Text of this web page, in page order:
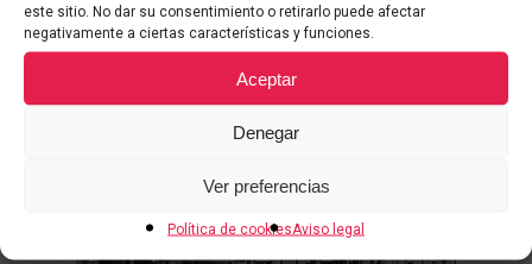
este sitio. No dar su consentimiento o retirarlo puede afectar
negativamente a ciertas características y funciones.
Aceptar
Denegar
Ver preferencias
Política de cookiesAviso legal
En el mundo de la logística
moderna, existen diferentes
modelos de distribución que